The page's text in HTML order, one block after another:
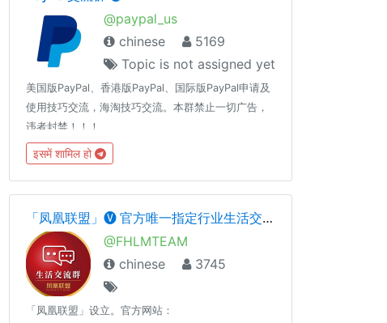
@paypal_us
chinese
5169
Topic is not assigned yet
美国版PayPal、香港版PayPal、国际版PayPal申请及
使用技巧交流，海淘技巧交流。本群禁止一切广告，
违者封禁！！！
इसमें शामिल हो
「凤凰联盟」🅥 官方唯一指定行业生活交流群
@FHLMTEAM
chinese
3745
「凤凰联盟」设立。官方网站：